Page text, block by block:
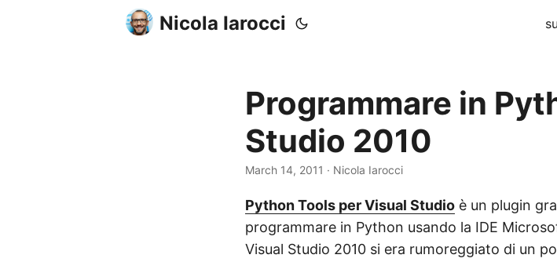
Nicola Iarocci
Programmare in
Studio 2010
March 14, 2011 · Nicola Iarocci
Python Tools per Visual Studio è un plugin
programmare in Python usando la IDE
Visual Studio 2010 si era rumoreggiato di un